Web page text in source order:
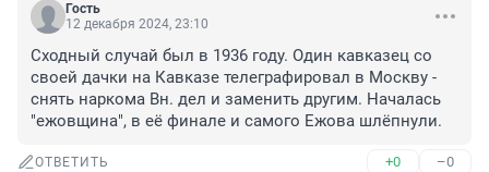
Гость
12 декабря 2024, 23:10
Сходный случай был в 1936 году. Один кавказец со
своей дачки на Кавказе телеграфировал в Москву -
снять наркома Вн. дел и заменить другим. Началась
"ежовщина", в её финале и самого Ежова шлёпнули.
ОТВЕТИТЬ +0 –0